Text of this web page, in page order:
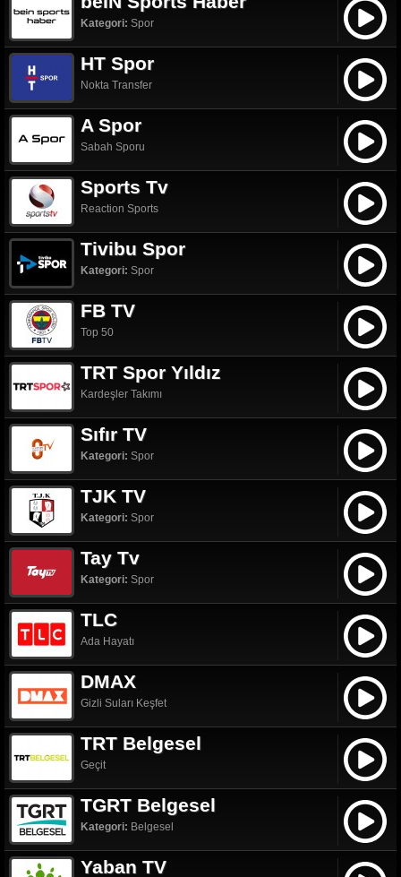
Kategori: Spor
HT Spor
Nokta Transfer
A Spor
Sabah Sporu
Sports Tv
Reaction Sports
Tivibu Spor
Kategori: Spor
FB TV
Top 50
TRT Spor Yıldız
Kardeşler Takımı
Sıfır TV
Kategori: Spor
TJK TV
Kategori: Spor
Tay Tv
Kategori: Spor
TLC
Ada Hayatı
DMAX
Gizli Suları Keşfet
TRT Belgesel
Geçit
TGRT Belgesel
Kategori: Belgesel
Yaban TV